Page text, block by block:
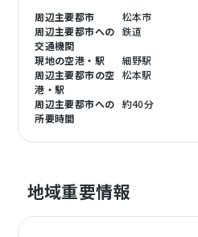
周辺主要都市
松本市
周辺主要都市への
交通機関
鉄道
現地の空港・駅
細野駅
周辺主要都市の空
港・駅
松本駅
周辺主要都市への
所要時間
約40分
地域重要情報